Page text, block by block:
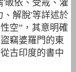
'皈依、受戒、灌
、解脫'等詳述於
空”，其意明確
竊婆羅門的東
古印度的書中